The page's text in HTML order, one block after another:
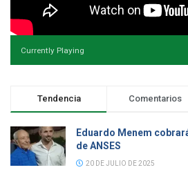
Currently Playing
Tendencia Comentarios
Eduardo Menem
de ANSES
20 DE JULIO DE 2025